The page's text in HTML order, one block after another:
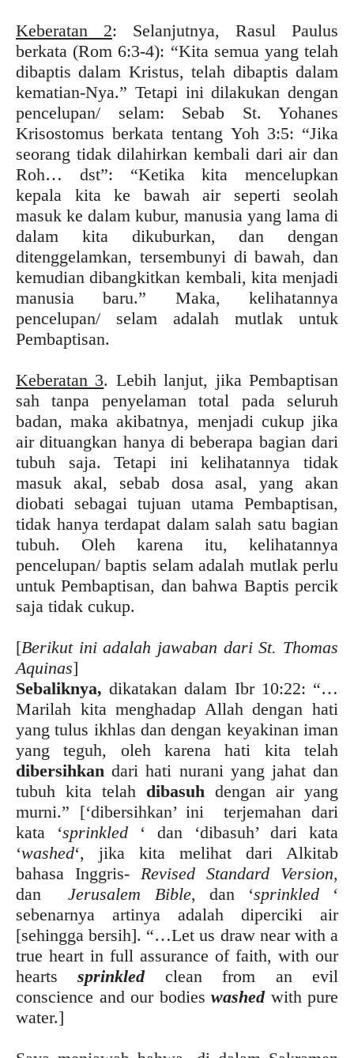
Keberatan 2: Selanjutnya, Rasul Paulus
berkata (Rom 6:3-4): “Kita semua yang telah
dibaptis dalam Kristus, telah dibaptis dalam
kematian-Nya.” Tetapi ini dilakukan dengan
pencelupan/ selam: Sebab St. Yohanes
Krisostomus berkata tentang Yoh 3:5: “Jika
seorang tidak dilahirkan kembali dari air dan
Roh… dst”: “Ketika kita mencelupkan
kepala kita ke bawah air seperti seolah
masuk ke dalam kubur, manusia yang lama di
dalam kita dikuburkan, dan dengan
ditenggelamkan, tersembunyi di bawah, dan
kemudian dibangkitkan kembali, kita menjadi
manusia baru.” Maka, kelihatannya
pencelupan/ selam adalah mutlak untuk
Pembaptisan.
Keberatan 3. Lebih lanjut, jika Pembaptisan
sah tanpa penyelaman total pada seluruh
badan, maka akibatnya, menjadi cukup jika
air dituangkan hanya di beberapa bagian dari
tubuh saja. Tetapi ini kelihatannya tidak
masuk akal, sebab dosa asal, yang akan
diobati sebagai tujuan utama Pembaptisan,
tidak hanya terdapat dalam salah satu bagian
tubuh. Oleh karena itu, kelihatannya
pencelupan/ baptis selam adalah mutlak perlu
untuk Pembaptisan, dan bahwa Baptis percik
saja tidak cukup.
[Berikut ini adalah jawaban dari St. Thomas
Aquinas]
Sebaliknya, dikatakan dalam Ibr 10:22: “…
Marilah kita menghadap Allah dengan hati
yang tulus ikhlas dan dengan keyakinan iman
yang teguh, oleh karena hati kita telah
dibersihkan dari hati nurani yang jahat dan
tubuh kita telah dibasuh dengan air yang
murni.” [‘dibersihkan’ ini terjemahan dari
kata ‘sprinkled ‘ dan ‘dibasuh’ dari kata
‘washed‘, jika kita melihat dari Alkitab
bahasa Inggris- Revised Standard Version,
danJerusalem Bible, dan ‘sprinkled ‘
sebenarnya artinya adalah diperciki air
[sehingga bersih]. “…Let us draw near with a
true heart in full assurance of faith, with our
heartssprinkledclean from an evil
conscience and our bodies washedwith pure
water.]